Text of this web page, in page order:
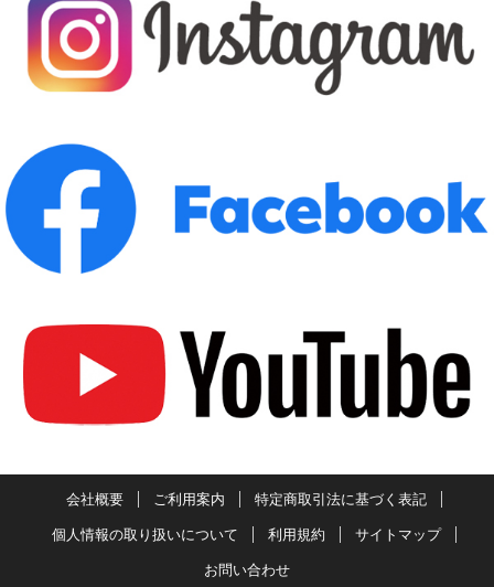
会社概要 ご利用案内 特定商取引法に基づく表記
個人情報の取り扱いについて 利用規約 サイトマップ
お問い合わせ